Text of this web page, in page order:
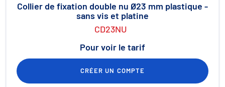
Collier de fixation double nu Ø23 mm plastique -
sans vis et platine
CD23NU
Pour voir le tarif
CRÉER UN COMPTE